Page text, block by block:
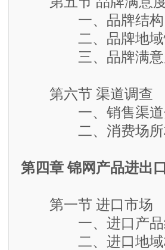
一、品牌结构
二、品牌地域性
三、品牌满意
第六节 渠道调查
一、销售渠道分
二、消费场所
第四章 锦网产品进出
第一节 进口市场
一、进口产品
二、进口地域